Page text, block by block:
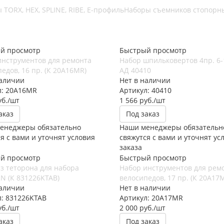
HEX, SPLINE, RIBE, E-профильНаборы съемников
просмотр
для ремонта
16 пр. (К 20A16MR)
20A16MR
/шт
обязательно
с вами и уточнят условия
Быстрый просмотр
Набор шпильковертов 4пр.
АД 40410
Нет в наличии
Артикул: 40410
1 566 руб./шт
Под заказ
Наши менеджеры
свяжутся с вами и уточнят
заказа
просмотр
теторона для набора
(К 831226KTAB)
831226KTAB
/шт
Быстрый просмотр
Набор инструментов для
велосипедов, 17 пр. (К
Нет в наличии
Артикул: 20A17MR
2 000 руб./шт
Под заказ